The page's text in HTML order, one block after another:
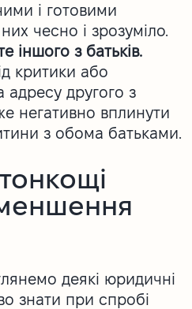
і готовими
чесно і зрозуміло.
іншого з батьків.
критики або
адресу другого з
негативно вплинути
з обома батьками.
деякі юридичні
знати при спробі